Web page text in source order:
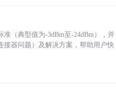
（典型值为-3dBm至-24dBm），并
接器问题）及解决方案，帮助用户快